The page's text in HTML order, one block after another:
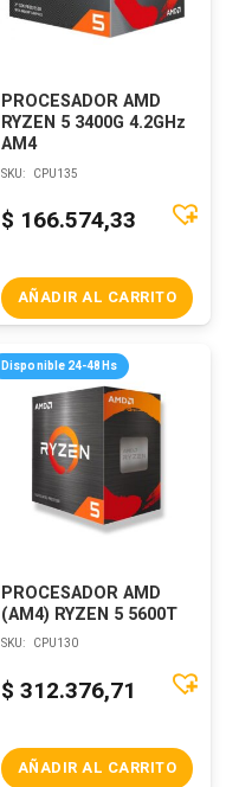
PROCESADOR AMD
RYZEN 5 3400G 4.2GHz
AM4
SKU: CPU135
$ 166.574,33
AÑADIR AL CARRITO
Disponible 24-48Hs
PROCESADOR AMD
(AM4) RYZEN 5 5600T
SKU: CPU130
$ 312.376,71
AÑADIR AL CARRITO